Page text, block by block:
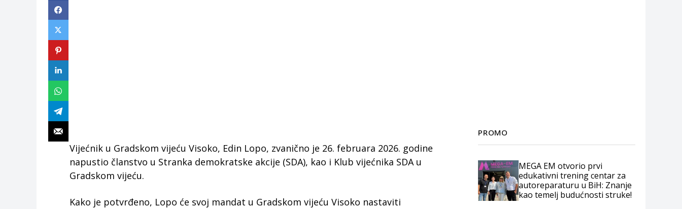
Vijećnik u Gradskom vijeću Visoko, Edin Lopo, zvanično je 26. februara 2026. godine
napustio članstvo u Stranka demokratske akcije (SDA), kao i Klub vijećnika SDA u
Gradskom vijeću.
Kako je potvrđeno, Lopo će svoj mandat u Gradskom vijeću Visoko nastaviti
PROMO
MEGA EM otvorio prvi
edukativni trening centar za
autoreparaturu u BiH: Znanje
kao temelj budućnosti struke!